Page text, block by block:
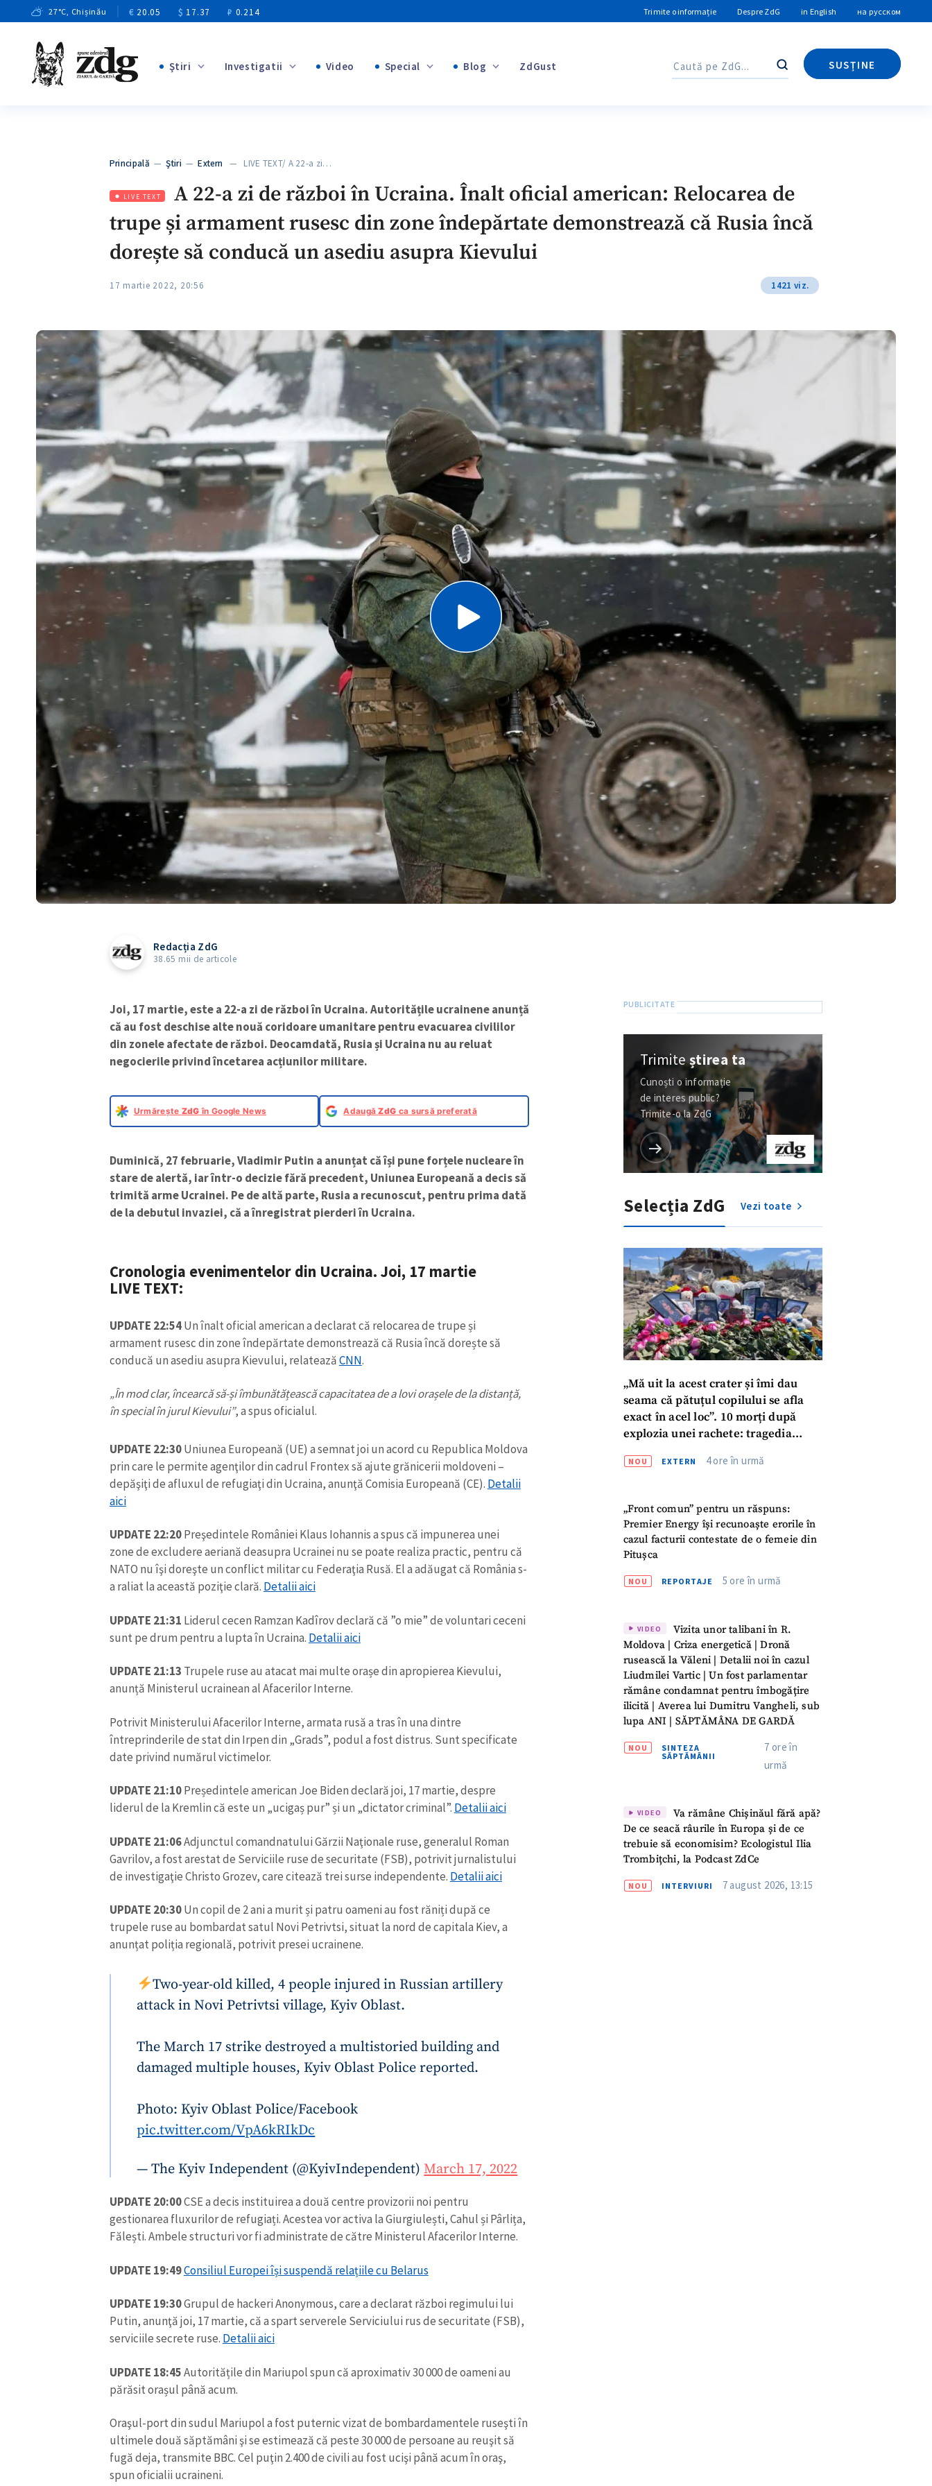
27°C, Chișinău € 20.05 $ 17.37 ₽ 0.214 Trimite o informație Despre ZdG in English на русском
Ştiri Investigatii Video Special Blog ZdGust Caută
SUSȚINE
Caută
Principală —Ştiri —Extern — LIVE TEXT/ A 22-a zi…
LIVE TEXT
A 22-a zi de război în Ucraina. Înalt oficial american: Relocarea de
trupe și armament rusesc din zone îndepărtate demonstrează că Rusia încă
dorește să conducă un asediu asupra Kievului
17 martie 2022, 20:56 1421 viz.
Redacția ZdG
38.65 mii de articole
Joi, 17 martie, este a 22-a zi de război în Ucraina. Autoritățile ucrainene anunță
că au fost deschise alte nouă coridoare umanitare pentru evacuarea civililor
din zonele afectate de război. Deocamdată, Rusia și Ucraina nu au reluat
negocierile privind încetarea acțiunilor militare.
Urmărește ZdG în Google News AdaugăZdG ca sursă preferată
Duminică, 27 februarie, Vladimir Putin a anunțat că își pune forțele nucleare în
stare de alertă, iar într-o decizie fără precedent, Uniunea Europeană a decis să
trimită arme Ucrainei. Pe de altă parte, Rusia a recunoscut, pentru prima dată
de la debutul invaziei, că a înregistrat pierderi în Ucraina.
Cronologia evenimentelor din Ucraina. Joi, 17 martie
LIVE TEXT:
UPDATE 22:54Un înalt oficial american a declarat că relocarea de trupe și
armament rusesc din zone îndepărtate demonstrează că Rusia încă dorește să
conducă un asediu asupra Kievului, relateazăCNN.
„În mod clar, încearcă să-și îmbunătățească capacitatea de a lovi orașele de la distanță,
în special în jurul Kievului”, a spus oficialul.
UPDATE 22:30Uniunea Europeană (UE) a semnat joi un acord cu Republica Moldova
prin care le permite agenţilor din cadrul Frontex să ajute grănicerii moldoveni –
depăşiţi de afluxul de refugiaţi din Ucraina, anunţă Comisia Europeană (CE). Detalii
aici
UPDATE 22:20Preşedintele României Klaus Iohannis a spus că impunerea unei
zone de excludere aeriană deasupra Ucrainei nu se poate realiza practic, pentru că
NATO nu îşi doreşte un conflict militar cu Federaţia Rusă. El a adăugat că România s-
a raliat la această poziţie clară. Detalii aici
UPDATE 21:31 Liderul cecen Ramzan Kadîrov declară că ”o mie” de voluntari ceceni
sunt pe drum pentru a lupta în Ucraina. Detalii aici
UPDATE 21:13 Trupele ruse au atacat mai multe orașe din apropierea Kievului,
anunță Ministerul ucrainean al Afacerilor Interne.
Potrivit Ministerului Afacerilor Interne, armata rusă a tras în una dintre
întreprinderile de stat din Irpen din „Grads”, podul a fost distrus. Sunt specificate
date privind numărul victimelor.
UPDATE 21:10Președintele american Joe Biden declară joi, 17 martie, despre
liderul de la Kremlin că este un „ucigaș pur” și un „dictator criminal”. Detalii aici
UPDATE 21:06Adjunctul comandnatului Gărzii Naţionale ruse, generalul Roman
Gavrilov, a fost arestat de Serviciile ruse de securitate (FSB), potrivit jurnalistului
de investigaţie Christo Grozev, care citează trei surse independente. Detalii aici
UPDATE 20:30Un copil de 2 ani a murit și patru oameni au fost răniți după ce
trupele ruse au bombardat satul Novi Petrivtsi, situat la nord de capitala Kiev, a
anunțat poliția regională, potrivit presei ucrainene.
Two-year-old killed, 4 people injured in Russian artillery
attack in Novi Petrivtsi village, Kyiv Oblast.
The March 17 strike destroyed a multistoried building and
damaged multiple houses, Kyiv Oblast Police reported.
Photo: Kyiv Oblast Police/Facebook
pic.twitter.com/VpA6kRIkDc
— The Kyiv Independent (@KyivIndependent)March 17, 2022
UPDATE 20:00CSE a decis instituirea a două centre provizorii noi pentru
gestionarea fluxurilor de refugiați. Acestea vor activa la Giurgiulești, Cahul și Pârlița,
Fălești. Ambele structuri vor fi administrate de către Ministerul Afacerilor Interne.
UPDATE 19:49Consiliul Europei își suspendă relațiile cu Belarus
UPDATE 19:30Grupul de hackeri Anonymous, care a declarat război regimului lui
Putin, anunţă joi, 17 martie, că a spart serverele Serviciului rus de securitate (FSB),
serviciile secrete ruse. Detalii aici
UPDATE 18:45Autoritățile din Mariupol spun că aproximativ 30 000 de oameni au
părăsit orașul până acum.
Oraşul-port din sudul Mariupol a fost puternic vizat de bombardamentele ruseşti în
ultimele două săptămâni şi se estimează că peste 30 000 de persoane au reuşit să
fugă deja, transmite BBC. Cel puţin 2.400 de civili au fost ucişi până acum în oraş,
spun oficialii ucraineni.
Trimiteștirea ta
Cunoști o informație
de interes public?
Trimite-o la ZdG
Selecția ZdG Vezi toate
„Mă uit la acest crater și îmi dau
seama că pătuțul copilului se afla
exact în acel loc”. 10 morți după
explozia unei rachete: tragedia
NOU EXTERN 4 ore în urmă
„Front comun” pentru un răspuns:
Premier Energy își recunoaște erorile în
cazul facturii contestate de o femeie din
Pitușca
NOU REPORTAJE 5 ore în urmă
VIDEO
Vizita unor talibani în R.
Moldova | Criza energetică | Dronă
rusească la Văleni | Detalii noi în cazul
Liudmilei Vartic | Un fost parlamentar
rămâne condamnat pentru îmbogățire
ilicită | Averea lui Dumitru Vangheli, sub
lupa ANI | SĂPTĂMÂNA DE GARDĂ
NOU
SINTEZA
SĂPTĂMÂNII
7 ore în
urmă
VIDEO
Va rămâne Chișinăul fără apă?
De ce seacă râurile în Europa și de ce
trebuie să economisim? Ecologistul Ilia
Trombițchi, la Podcast ZdCe
NOU INTERVIURI 7 august 2026, 13:15
ȘTIREA MEA
Titlu știre + Adaugă titlu
Fotografie + Încarcă imagine
Link media + Link media
Mesajul știrei + Mesajul știrei
+ Numele meu
+ Emailul meu
Am citit și sunt de acord cupolitica de
TRIMITE ȘTIREA